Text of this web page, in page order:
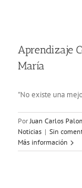
Aprendizaje
María
"No existe una
Por Juan Carlos
Noticias | Sin
Más información